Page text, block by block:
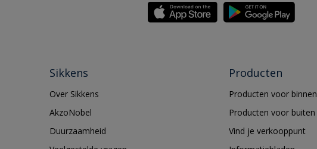
Sikkens
Over Sikkens
AkzoNobel
Duurzaamheid
Producten
Producten voor binnen
Producten voor buiten
Vind je verkooppunt